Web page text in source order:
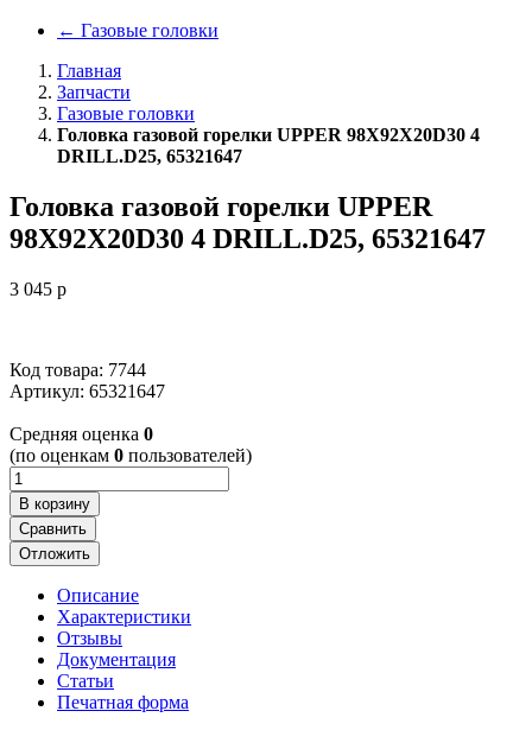
← Газовые головки
Главная
Запчасти
Газовые головки
Головка газовой горелки UPPER 98X92X20D30 4
DRILL.D25, 65321647
Головка газовой горелки UPPER
98X92X20D30 4 DRILL.D25, 65321647
3 045 p
Код товара: 7744
Артикул: 65321647
Cредняя оценка 0
(по оценкам 0 пользователей)
В корзину
Сравнить
Отложить
Описание
Характеристики
Отзывы
Документация
Статьи
Печатная форма